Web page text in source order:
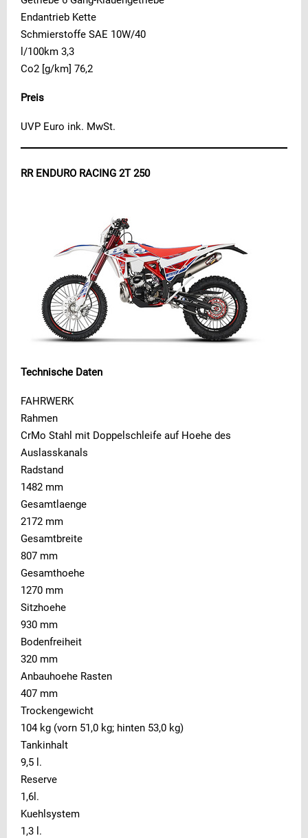
Endantrieb Kette
Schmierstoffe SAE 10W/40
l/100km 3,3
Co2 [g/km] 76,2
Preis
UVP Euro ink. MwSt.
RR ENDURO RACING 2T 250
Technische Daten
FAHRWERK
Rahmen
CrMo Stahl mit Doppelschleife auf Hoehe des
Auslasskanals
Radstand
1482 mm
Gesamtlaenge
2172 mm
Gesamtbreite
807 mm
Gesamthoehe
1270 mm
Sitzhoehe
930 mm
Bodenfreiheit
320 mm
Anbauhoehe Rasten
407 mm
Trockengewicht
104 kg (vorn 51,0 kg; hinten 53,0 kg)
Tankinhalt
9,5 l.
Reserve
1,6l.
Kuehlsystem
1,3 l.